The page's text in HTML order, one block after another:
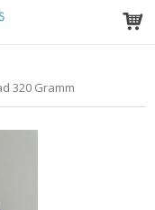
320 Gramm